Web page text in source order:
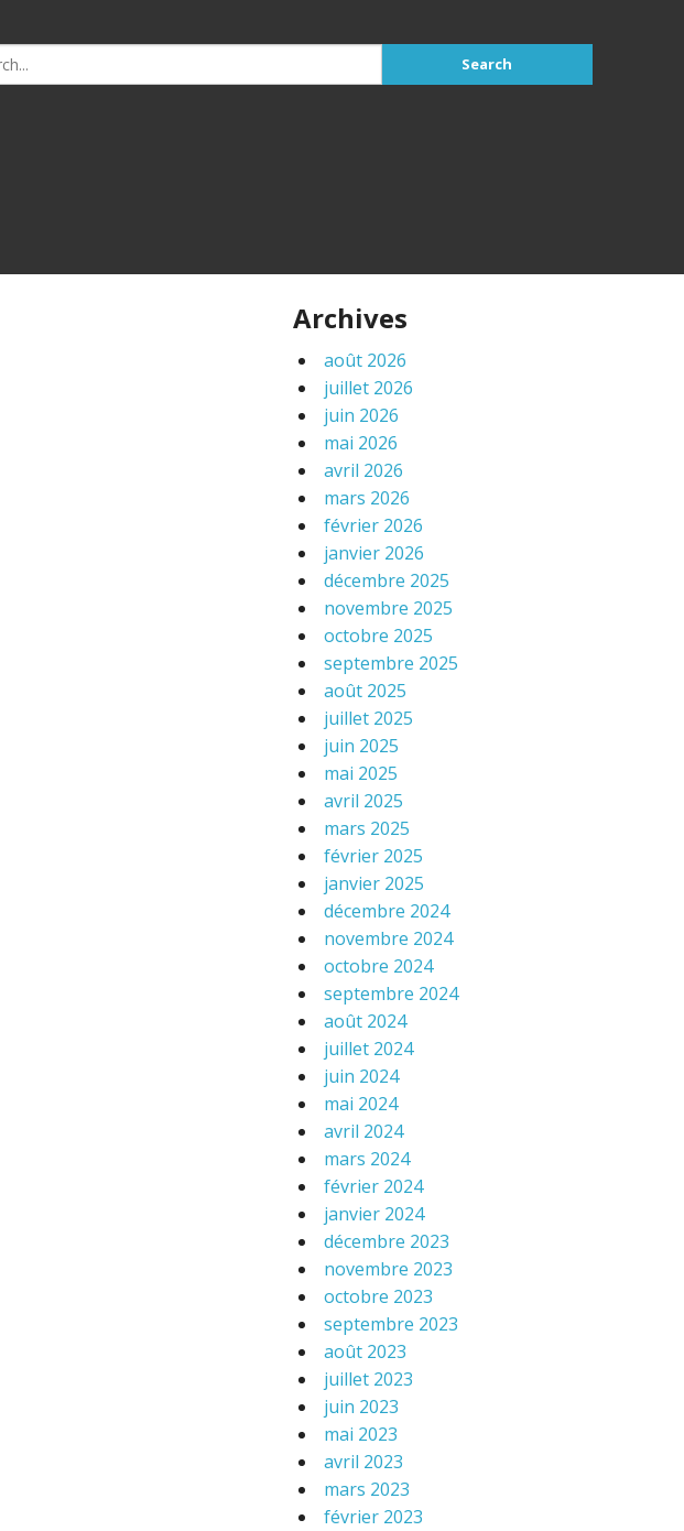
Archives
août 2026
juillet 2026
juin 2026
mai 2026
avril 2026
mars 2026
février 2026
janvier 2026
décembre 2025
novembre 2025
octobre 2025
septembre 2025
août 2025
juillet 2025
juin 2025
mai 2025
avril 2025
mars 2025
février 2025
janvier 2025
décembre 2024
novembre 2024
octobre 2024
septembre 2024
août 2024
juillet 2024
juin 2024
mai 2024
avril 2024
mars 2024
février 2024
janvier 2024
décembre 2023
novembre 2023
octobre 2023
septembre 2023
août 2023
juillet 2023
juin 2023
mai 2023
avril 2023
mars 2023
février 2023